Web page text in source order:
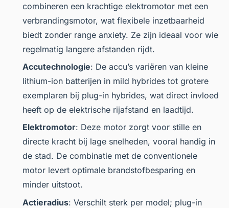
combineren een krachtige elektromotor met een
verbrandingsmotor, wat flexibele inzetbaarheid
biedt zonder range anxiety. Ze zijn ideaal voor wie
regelmatig langere afstanden rijdt.
Accutechnologie: De accu’s variëren van kleine
lithium-ion batterijen in mild hybrides tot grotere
exemplaren bij plug-in hybrides, wat direct invloed
heeft op de elektrische rijafstand en laadtijd.
Elektromotor: Deze motor zorgt voor stille en
directe kracht bij lage snelheden, vooral handig in
de stad. De combinatie met de conventionele
motor levert optimale brandstofbesparing en
minder uitstoot.
Actieradius: Verschilt sterk per model; plug-in